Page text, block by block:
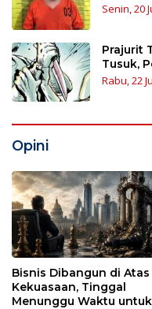
Senin, 20
Prajurit
Tusuk,
Rabu, 22
Opini
Bisnis Dibangun di Atas
Kekuasaan, Tinggal
Menunggu Waktu untuk